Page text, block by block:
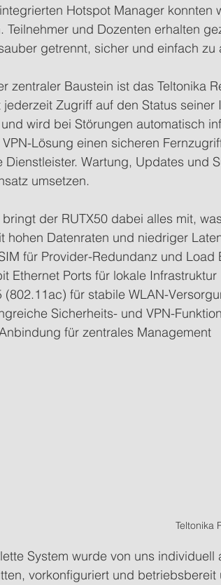
Hotspot Manager konnten
Teilnehmer und Dozenten erhalten
getrennt, sicher und einfach zu
zentraler Baustein ist das Teltonika
jederzeit Zugriff auf den Status
wird bei Störungen automatisch
Lösung einen sicheren
Dienstleister. Wartung, Updates und
umsetzen.
der RUTX50 dabei alles mit,
hohen Datenraten und niedriger
für Provider-Redundanz und Load
Ethernet Ports für lokale Infrastruktur
(802.11ac) für stabile WLAN-
Sicherheits- und VPN-
für zentrales Management
Teltonika
System wurde von uns
vorkonfiguriert und betriebsbereit